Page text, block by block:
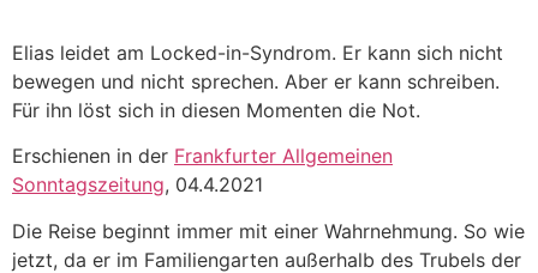
Inhalt
springen
Elias leidet am Locked-in-Syndrom. Er kann sich nicht
bewegen und nicht sprechen. Aber er kann schreiben.
Für ihn löst sich in diesen Momenten die Not.
Erschienen in der Frankfurter Allgemeinen
Sonntagszeitung, 04.4.2021
Die Reise beginnt immer mit einer Wahrnehmung. So wie
jetzt, da er im Familiengarten außerhalb des Trubels der